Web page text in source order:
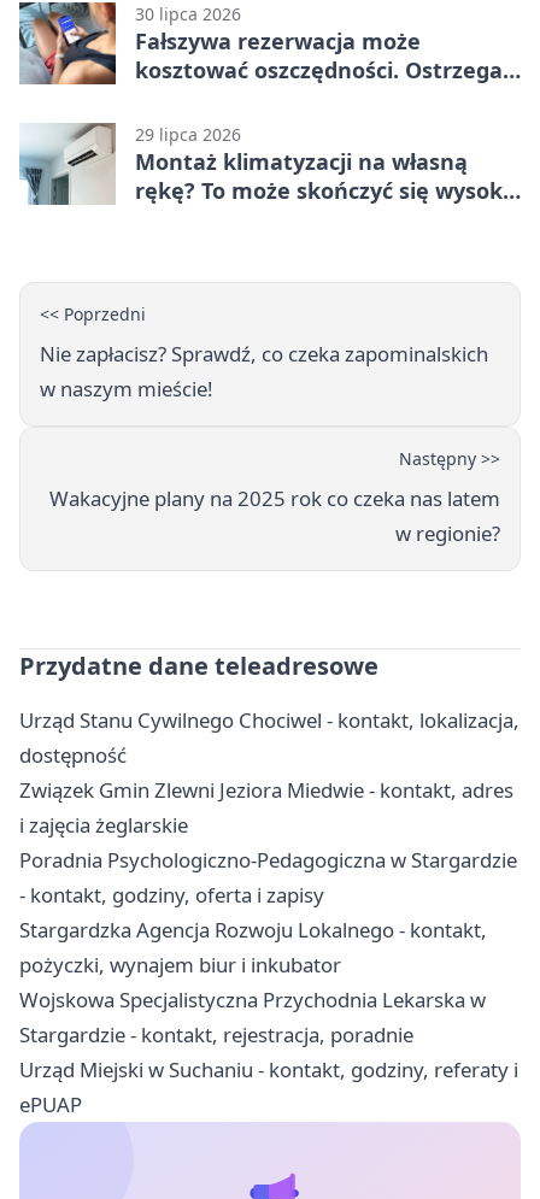
30 lipca 2026
Fałszywa rezerwacja może
kosztować oszczędności. Ostrzega
29 lipca 2026
Montaż klimatyzacji na własną
rękę? To może skończyć się wysoką
<< Poprzedni
Nie zapłacisz? Sprawdź, co czeka zapominalskich
w naszym mieście!
Następny >>
Wakacyjne plany na 2025 rok co czeka nas latem
w regionie?
Przydatne dane teleadresowe
Urząd Stanu Cywilnego Chociwel - kontakt, lokalizacja,
dostępność
Związek Gmin Zlewni Jeziora Miedwie - kontakt, adres
i zajęcia żeglarskie
Poradnia Psychologiczno-Pedagogiczna w Stargardzie
- kontakt, godziny, oferta i zapisy
Stargardzka Agencja Rozwoju Lokalnego - kontakt,
pożyczki, wynajem biur i inkubator
Wojskowa Specjalistyczna Przychodnia Lekarska w
Stargardzie - kontakt, rejestracja, poradnie
Urząd Miejski w Suchaniu - kontakt, godziny, referaty i
ePUAP